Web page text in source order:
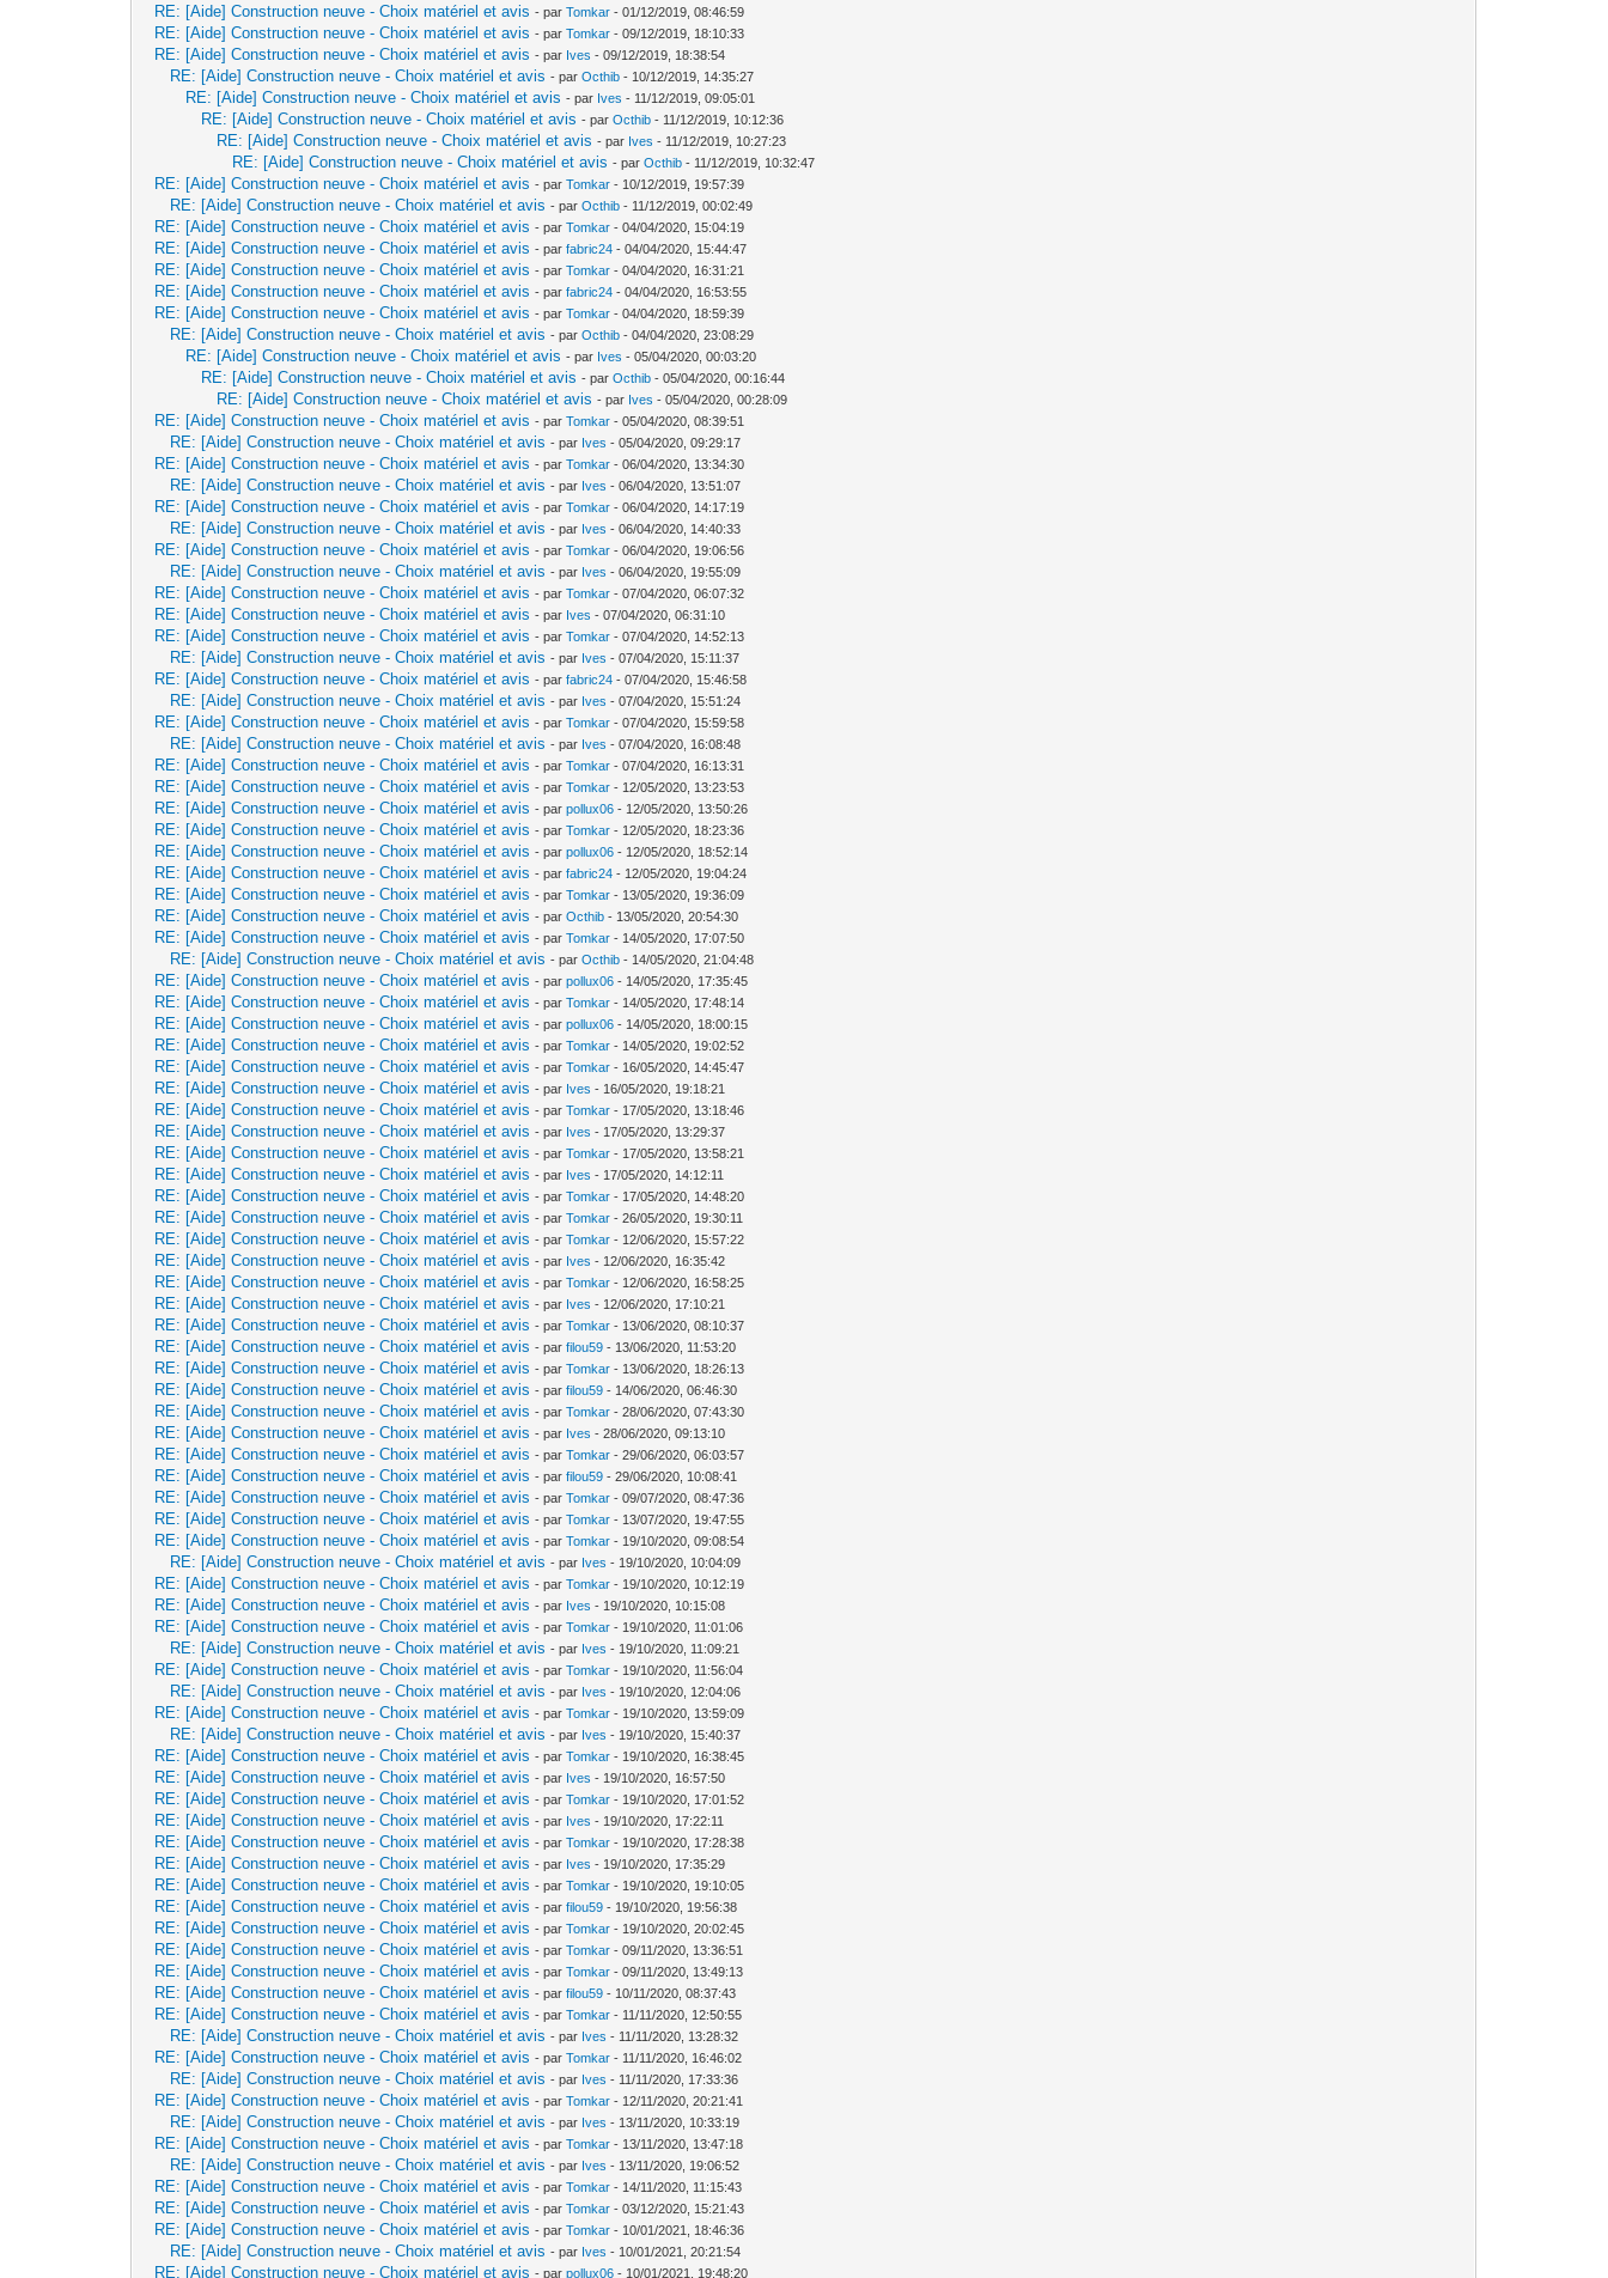
RE: [Aide] Construction neuve - Choix matériel et avis - parTomkar - 01/12/2019, 08:46:59
RE: [Aide] Construction neuve - Choix matériel et avis - parTomkar - 09/12/2019, 18:10:33
RE: [Aide] Construction neuve - Choix matériel et avis - par Ives - 09/12/2019, 18:38:54
RE: [Aide] Construction neuve - Choix matériel et avis - parOcthib - 10/12/2019, 14:35:27
RE: [Aide] Construction neuve - Choix matériel et avis - par Ives - 11/12/2019, 09:05:01
RE: [Aide] Construction neuve - Choix matériel et avis - parOcthib - 11/12/2019, 10:12:36
RE: [Aide] Construction neuve - Choix matériel et avis - par Ives - 11/12/2019, 10:27:23
RE: [Aide] Construction neuve - Choix matériel et avis - parOcthib - 11/12/2019, 10:32:47
RE: [Aide] Construction neuve - Choix matériel et avis - parTomkar - 10/12/2019, 19:57:39
RE: [Aide] Construction neuve - Choix matériel et avis - parOcthib - 11/12/2019, 00:02:49
RE: [Aide] Construction neuve - Choix matériel et avis - parTomkar - 04/04/2020, 15:04:19
RE: [Aide] Construction neuve - Choix matériel et avis - parfabric24 - 04/04/2020, 15:44:47
RE: [Aide] Construction neuve - Choix matériel et avis - parTomkar - 04/04/2020, 16:31:21
RE: [Aide] Construction neuve - Choix matériel et avis - parfabric24 - 04/04/2020, 16:53:55
RE: [Aide] Construction neuve - Choix matériel et avis - parTomkar - 04/04/2020, 18:59:39
RE: [Aide] Construction neuve - Choix matériel et avis - parOcthib - 04/04/2020, 23:08:29
RE: [Aide] Construction neuve - Choix matériel et avis - par Ives - 05/04/2020, 00:03:20
RE: [Aide] Construction neuve - Choix matériel et avis - parOcthib - 05/04/2020, 00:16:44
RE: [Aide] Construction neuve - Choix matériel et avis - par Ives - 05/04/2020, 00:28:09
RE: [Aide] Construction neuve - Choix matériel et avis - parTomkar - 05/04/2020, 08:39:51
RE: [Aide] Construction neuve - Choix matériel et avis - par Ives - 05/04/2020, 09:29:17
RE: [Aide] Construction neuve - Choix matériel et avis - parTomkar - 06/04/2020, 13:34:30
RE: [Aide] Construction neuve - Choix matériel et avis - par Ives - 06/04/2020, 13:51:07
RE: [Aide] Construction neuve - Choix matériel et avis - parTomkar - 06/04/2020, 14:17:19
RE: [Aide] Construction neuve - Choix matériel et avis - par Ives - 06/04/2020, 14:40:33
RE: [Aide] Construction neuve - Choix matériel et avis - parTomkar - 06/04/2020, 19:06:56
RE: [Aide] Construction neuve - Choix matériel et avis - par Ives - 06/04/2020, 19:55:09
RE: [Aide] Construction neuve - Choix matériel et avis - parTomkar - 07/04/2020, 06:07:32
RE: [Aide] Construction neuve - Choix matériel et avis - par Ives - 07/04/2020, 06:31:10
RE: [Aide] Construction neuve - Choix matériel et avis - parTomkar - 07/04/2020, 14:52:13
RE: [Aide] Construction neuve - Choix matériel et avis - par Ives - 07/04/2020, 15:11:37
RE: [Aide] Construction neuve - Choix matériel et avis - parfabric24 - 07/04/2020, 15:46:58
RE: [Aide] Construction neuve - Choix matériel et avis - par Ives - 07/04/2020, 15:51:24
RE: [Aide] Construction neuve - Choix matériel et avis - parTomkar - 07/04/2020, 15:59:58
RE: [Aide] Construction neuve - Choix matériel et avis - par Ives - 07/04/2020, 16:08:48
RE: [Aide] Construction neuve - Choix matériel et avis - parTomkar - 07/04/2020, 16:13:31
RE: [Aide] Construction neuve - Choix matériel et avis - parTomkar - 12/05/2020, 13:23:53
RE: [Aide] Construction neuve - Choix matériel et avis - parpollux06 - 12/05/2020, 13:50:26
RE: [Aide] Construction neuve - Choix matériel et avis - parTomkar - 12/05/2020, 18:23:36
RE: [Aide] Construction neuve - Choix matériel et avis - parpollux06 - 12/05/2020, 18:52:14
RE: [Aide] Construction neuve - Choix matériel et avis - parfabric24 - 12/05/2020, 19:04:24
RE: [Aide] Construction neuve - Choix matériel et avis - parTomkar - 13/05/2020, 19:36:09
RE: [Aide] Construction neuve - Choix matériel et avis - parOcthib - 13/05/2020, 20:54:30
RE: [Aide] Construction neuve - Choix matériel et avis - parTomkar - 14/05/2020, 17:07:50
RE: [Aide] Construction neuve - Choix matériel et avis - parOcthib - 14/05/2020, 21:04:48
RE: [Aide] Construction neuve - Choix matériel et avis - parpollux06 - 14/05/2020, 17:35:45
RE: [Aide] Construction neuve - Choix matériel et avis - parTomkar - 14/05/2020, 17:48:14
RE: [Aide] Construction neuve - Choix matériel et avis - parpollux06 - 14/05/2020, 18:00:15
RE: [Aide] Construction neuve - Choix matériel et avis - parTomkar - 14/05/2020, 19:02:52
RE: [Aide] Construction neuve - Choix matériel et avis - parTomkar - 16/05/2020, 14:45:47
RE: [Aide] Construction neuve - Choix matériel et avis - par Ives - 16/05/2020, 19:18:21
RE: [Aide] Construction neuve - Choix matériel et avis - parTomkar - 17/05/2020, 13:18:46
RE: [Aide] Construction neuve - Choix matériel et avis - par Ives - 17/05/2020, 13:29:37
RE: [Aide] Construction neuve - Choix matériel et avis - parTomkar - 17/05/2020, 13:58:21
RE: [Aide] Construction neuve - Choix matériel et avis - par Ives - 17/05/2020, 14:12:11
RE: [Aide] Construction neuve - Choix matériel et avis - parTomkar - 17/05/2020, 14:48:20
RE: [Aide] Construction neuve - Choix matériel et avis - parTomkar - 26/05/2020, 19:30:11
RE: [Aide] Construction neuve - Choix matériel et avis - parTomkar - 12/06/2020, 15:57:22
RE: [Aide] Construction neuve - Choix matériel et avis - par Ives - 12/06/2020, 16:35:42
RE: [Aide] Construction neuve - Choix matériel et avis - parTomkar - 12/06/2020, 16:58:25
RE: [Aide] Construction neuve - Choix matériel et avis - par Ives - 12/06/2020, 17:10:21
RE: [Aide] Construction neuve - Choix matériel et avis - parTomkar - 13/06/2020, 08:10:37
RE: [Aide] Construction neuve - Choix matériel et avis - parfilou59 - 13/06/2020, 11:53:20
RE: [Aide] Construction neuve - Choix matériel et avis - parTomkar - 13/06/2020, 18:26:13
RE: [Aide] Construction neuve - Choix matériel et avis - parfilou59 - 14/06/2020, 06:46:30
RE: [Aide] Construction neuve - Choix matériel et avis - parTomkar - 28/06/2020, 07:43:30
RE: [Aide] Construction neuve - Choix matériel et avis - par Ives - 28/06/2020, 09:13:10
RE: [Aide] Construction neuve - Choix matériel et avis - parTomkar - 29/06/2020, 06:03:57
RE: [Aide] Construction neuve - Choix matériel et avis - parfilou59 - 29/06/2020, 10:08:41
RE: [Aide] Construction neuve - Choix matériel et avis - parTomkar - 09/07/2020, 08:47:36
RE: [Aide] Construction neuve - Choix matériel et avis - parTomkar - 13/07/2020, 19:47:55
RE: [Aide] Construction neuve - Choix matériel et avis - parTomkar - 19/10/2020, 09:08:54
RE: [Aide] Construction neuve - Choix matériel et avis - par Ives - 19/10/2020, 10:04:09
RE: [Aide] Construction neuve - Choix matériel et avis - parTomkar - 19/10/2020, 10:12:19
RE: [Aide] Construction neuve - Choix matériel et avis - par Ives - 19/10/2020, 10:15:08
RE: [Aide] Construction neuve - Choix matériel et avis - parTomkar - 19/10/2020, 11:01:06
RE: [Aide] Construction neuve - Choix matériel et avis - par Ives - 19/10/2020, 11:09:21
RE: [Aide] Construction neuve - Choix matériel et avis - parTomkar - 19/10/2020, 11:56:04
RE: [Aide] Construction neuve - Choix matériel et avis - par Ives - 19/10/2020, 12:04:06
RE: [Aide] Construction neuve - Choix matériel et avis - parTomkar - 19/10/2020, 13:59:09
RE: [Aide] Construction neuve - Choix matériel et avis - par Ives - 19/10/2020, 15:40:37
RE: [Aide] Construction neuve - Choix matériel et avis - parTomkar - 19/10/2020, 16:38:45
RE: [Aide] Construction neuve - Choix matériel et avis - par Ives - 19/10/2020, 16:57:50
RE: [Aide] Construction neuve - Choix matériel et avis - parTomkar - 19/10/2020, 17:01:52
RE: [Aide] Construction neuve - Choix matériel et avis - par Ives - 19/10/2020, 17:22:11
RE: [Aide] Construction neuve - Choix matériel et avis - parTomkar - 19/10/2020, 17:28:38
RE: [Aide] Construction neuve - Choix matériel et avis - par Ives - 19/10/2020, 17:35:29
RE: [Aide] Construction neuve - Choix matériel et avis - parTomkar - 19/10/2020, 19:10:05
RE: [Aide] Construction neuve - Choix matériel et avis - parfilou59 - 19/10/2020, 19:56:38
RE: [Aide] Construction neuve - Choix matériel et avis - parTomkar - 19/10/2020, 20:02:45
RE: [Aide] Construction neuve - Choix matériel et avis - parTomkar - 09/11/2020, 13:36:51
RE: [Aide] Construction neuve - Choix matériel et avis - parTomkar - 09/11/2020, 13:49:13
RE: [Aide] Construction neuve - Choix matériel et avis - parfilou59 - 10/11/2020, 08:37:43
RE: [Aide] Construction neuve - Choix matériel et avis - parTomkar - 11/11/2020, 12:50:55
RE: [Aide] Construction neuve - Choix matériel et avis - par Ives - 11/11/2020, 13:28:32
RE: [Aide] Construction neuve - Choix matériel et avis - parTomkar - 11/11/2020, 16:46:02
RE: [Aide] Construction neuve - Choix matériel et avis - par Ives - 11/11/2020, 17:33:36
RE: [Aide] Construction neuve - Choix matériel et avis - parTomkar - 12/11/2020, 20:21:41
RE: [Aide] Construction neuve - Choix matériel et avis - par Ives - 13/11/2020, 10:33:19
RE: [Aide] Construction neuve - Choix matériel et avis - parTomkar - 13/11/2020, 13:47:18
RE: [Aide] Construction neuve - Choix matériel et avis - par Ives - 13/11/2020, 19:06:52
RE: [Aide] Construction neuve - Choix matériel et avis - parTomkar - 14/11/2020, 11:15:43
RE: [Aide] Construction neuve - Choix matériel et avis - parTomkar - 03/12/2020, 15:21:43
RE: [Aide] Construction neuve - Choix matériel et avis - parTomkar - 10/01/2021, 18:46:36
RE: [Aide] Construction neuve - Choix matériel et avis - par Ives - 10/01/2021, 20:21:54
RE: [Aide] Construction neuve - Choix matériel et avis - parpollux06 - 10/01/2021, 19:48:20